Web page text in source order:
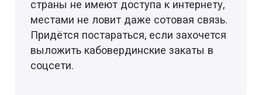
страны не имеют доступа к интернету,
местами не ловит даже сотовая связь.
Придётся постараться, если захочется
выложить кабовердинские закаты в
соцсети.